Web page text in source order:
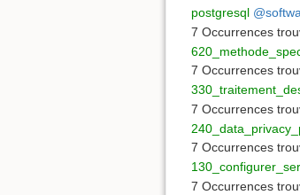
postgresql
7 Occurrences
7 Occurrences
7 Occurrences
7 Occurrences
7 Occurrences